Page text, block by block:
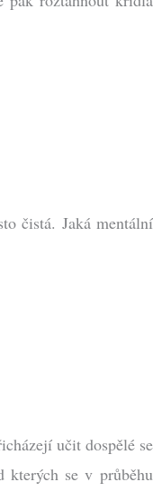
čistá. Jaká mentální
učit dospělé se
kterých se v průběhu